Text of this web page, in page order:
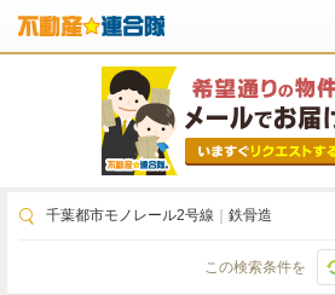
千葉都市モノレール2号線 鉄骨造
この検索条件を